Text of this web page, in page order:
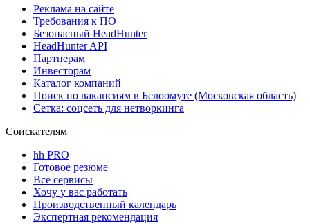
Реклама на сайте
Требования к ПО
Безопасный HeadHunter
HeadHunter API
Партнерам
Инвесторам
Каталог компаний
Поиск по вакансиям в Белоомуте (Московская область)
Сетка: соцсеть для нетворкинга
Соискателям
hh PRO
Готовое резюме
Все сервисы
Хочу у вас работать
Производственный календарь
Экспертная рекомендация